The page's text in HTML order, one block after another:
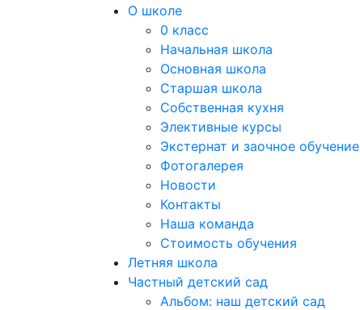
О школе
0 класс
Начальная школа
Основная школа
Старшая школа
Собственная кухня
Элективные курсы
Экстернат и заочное обучение
Фотогалерея
Новости
Контакты
Наша команда
Стоимость обучения
Летняя школа
Частный детский сад
Альбом: наш детский сад